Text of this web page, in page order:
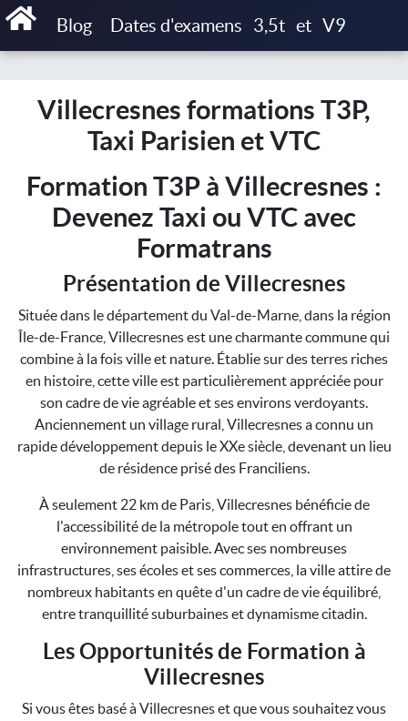
Blog Dates d'examens 3,5t et V9
Accueil
Villecresnes formations T3P,
Taxi Parisien et VTC
Formation T3P à Villecresnes :
Devenez Taxi ou VTC avec
Formatrans
Présentation de Villecresnes
Située dans le département du Val-de-Marne, dans la région
Île-de-France, Villecresnes est une charmante commune qui
combine à la fois ville et nature. Établie sur des terres riches
en histoire, cette ville est particulièrement appréciée pour
son cadre de vie agréable et ses environs verdoyants.
Anciennement un village rural, Villecresnes a connu un
rapide développement depuis le XXe siècle, devenant un lieu
de résidence prisé des Franciliens.
À seulement 22 km de Paris, Villecresnes bénéficie de
l'accessibilité de la métropole tout en offrant un
environnement paisible. Avec ses nombreuses
infrastructures, ses écoles et ses commerces, la ville attire de
nombreux habitants en quête d'un cadre de vie équilibré,
entre tranquillité suburbaines et dynamisme citadin.
Les Opportunités de Formation à
Villecresnes
Si vous êtes basé à Villecresnes et que vous souhaitez vous